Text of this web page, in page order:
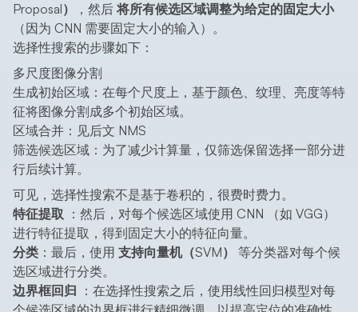
Proposal）
，然后将所有候选区域调整为给定的固定大小
（因为 CNN 需要固定大小的输入）。
选择性搜索的步骤如下：
多尺度图像分割
生成初始区域：在每个尺度上，基于颜色、纹理、亮度等特
征将图像分割成多个初始区域。
区域合并：见后文 NMS
筛选候选区域：为了减少计算量，仅筛选保留选择一部分进
行后续计算。
可见，选择性搜索不是基于卷积的，很费时费力。
特征提取 ：然后，对每个候选区域使用 CNN （如 VGG）
进行特征提取，得到固定大小的特征向量。
分类 ：最后，使用 支持向量机（SVM）
等分类器对每个候
选区域进行分类。
边界框回归 ：在选择性搜索之后，使用线性回归模型对每